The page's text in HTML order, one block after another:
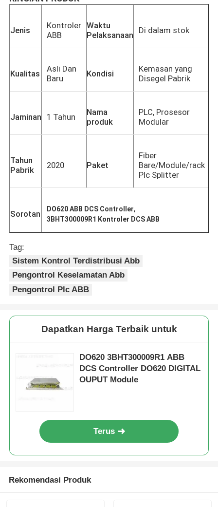
Jenis
Kontroler
ABB
Waktu
Pelaksanaan
Di dalam stok
Kualitas
Asli Dan
Baru
Kondisi
Kemasan yang
Disegel Pabrik
Jaminan 1 Tahun
Nama
produk
PLC, Prosesor
Modular
Tahun
Pabrik
2020 Paket
Fiber
Bare/Module/rack
Plc Splitter
Sorotan DO620 ABB DCS Controller,
3BHT300009R1 Kontroler DCS ABB
Tag:
Sistem Kontrol Terdistribusi Abb
Pengontrol Keselamatan Abb
Pengontrol Plc ABB
Dapatkan Harga Terbaik untuk
DO620 3BHT300009R1 ABB
DCS Controller DO620 DIGITAL
OUPUT Module
Terus
Rekomendasi Produk